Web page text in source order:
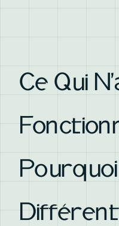
Ce Qui
Différent